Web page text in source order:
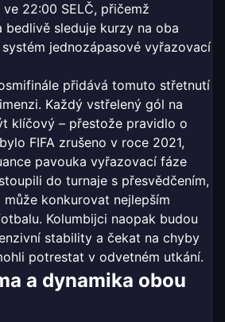
22:00 SELČ, přičemž
bedlivě sleduje kurzy na oba
jednozápasové vyřazovací
přidává tomuto střetnutí
Každý vstřelený gól na
klíčový – přestože pravidlo o
FIFA zrušeno v roce 2021,
pavouka vyřazovací fáze
do turnaje s přesvědčením,
konkurovat nejlepším
Kolumbijci naopak budou
stability a čekat na chyby
potrestat v odvetném utkání.
a dynamika obou